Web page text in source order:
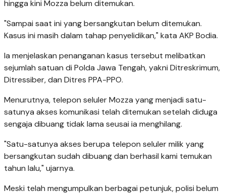
hingga kini Mozza belum ditemukan.
"Sampai saat ini yang bersangkutan belum ditemukan.
Kasus ini masih dalam tahap penyelidikan," kata AKP Bodia.
Ia menjelaskan penanganan kasus tersebut melibatkan
sejumlah satuan di Polda Jawa Tengah, yakni Ditreskrimum,
Ditressiber, dan Ditres PPA-PPO.
Menurutnya, telepon seluler Mozza yang menjadi satu-
satunya akses komunikasi telah ditemukan setelah diduga
sengaja dibuang tidak lama seusai ia menghilang.
"Satu-satunya akses berupa telepon seluler milik yang
bersangkutan sudah dibuang dan berhasil kami temukan
tahun lalu," ujarnya.
Meski telah mengumpulkan berbagai petunjuk, polisi belum